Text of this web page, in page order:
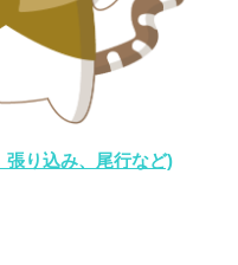
張り込み、尾行など)